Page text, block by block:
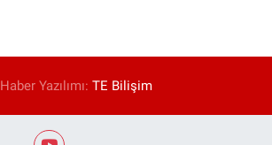
Haber Yazılımı:TE Bilişim